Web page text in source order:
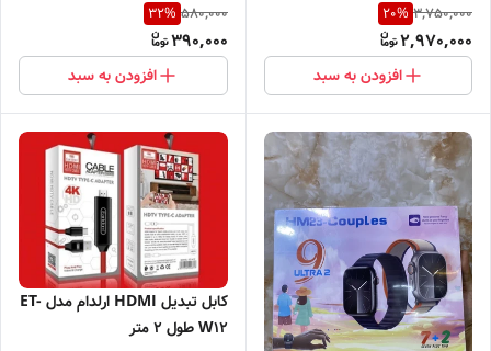
3,750,000
20%
2,970,000
افزودن به سبد
580,000
32%
390,000
افزودن به سبد
کابل تبدیل HDMI ارلدام مدل ET-
W12 طول ۲ متر